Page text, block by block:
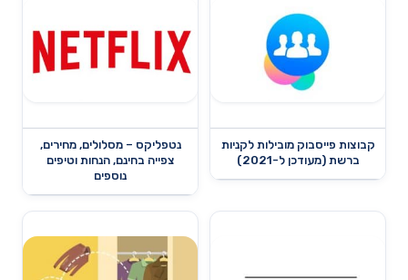
קבוצות פייסבוק מובילות לקניות
ברשת (מעודכן ל-2021)
נטפליקס – מסלולים, מחירים,
צפייה בחינם, הנחות וטיפים
נוספים